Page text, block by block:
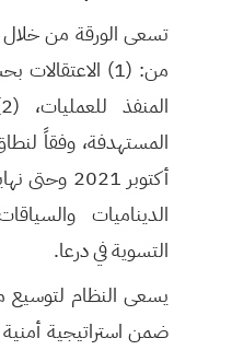
تسعى الورقة من
من: (1)
المستهدفة، وفقاً
الديناميات
التسوية في درعا.
يسعى النظام لتوسيع
ضمن استراتيجية